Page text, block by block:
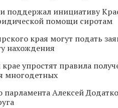
поддержал инициативу
помощи сиротам
края могут подать
нахождения
упростят правила
многодетных
парламента Алексей